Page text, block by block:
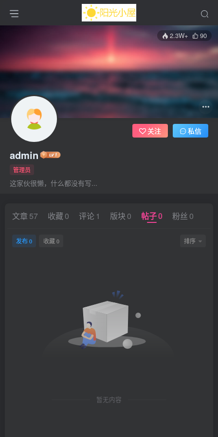
2.3W+ 90
admin
管理员
这家伙很懒，什么都没有写...
关注 私信
文章 57 收藏 0 评论 1 版块 0 帖子0 粉丝 0
发布 0 收藏 0 排序
暂无内容